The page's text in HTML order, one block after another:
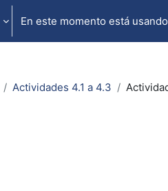
En este momento está
Actividades 4.1 a 4.3